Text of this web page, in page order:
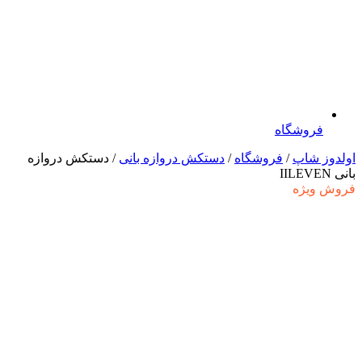
فروشگاه
اولدوز شاپ / فروشگاه / دستکش دروازه بانی / دستکش دروازه
بانی IILEVEN
فروش ویژه